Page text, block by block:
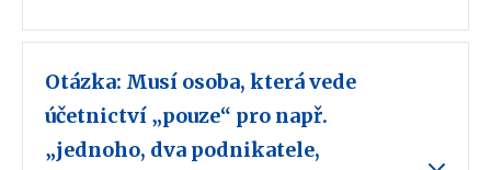
Otázka: Musí osoba, která vede
účetnictví „pouze“ pro např.
„jednoho, dva podnikatele,